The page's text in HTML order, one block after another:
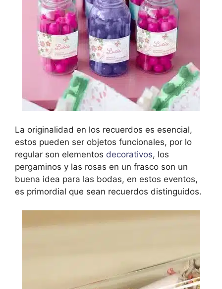
La originalidad en los recuerdos es esencial,
estos pueden ser objetos funcionales, por lo
regular son elementos decorativos, los
pergaminos y las rosas en un frasco son un
buena idea para las bodas, en estos eventos,
es primordial que sean recuerdos distinguidos.